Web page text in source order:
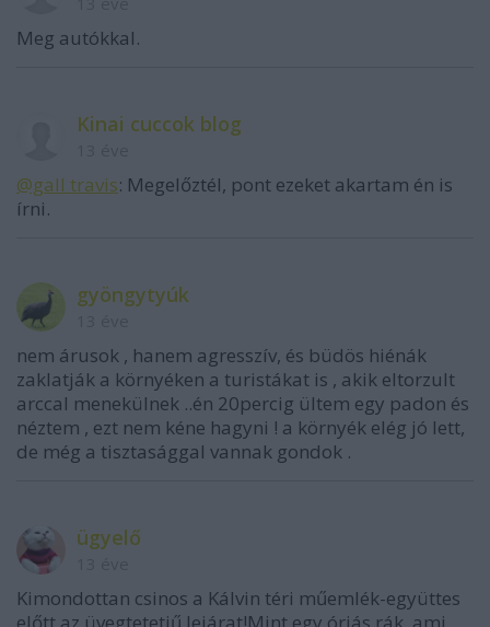
Meg autókkal.
Kinai cuccok blog
@gall travis: Megelőztél, pont ezeket akartam én is
írni.
gyöngytyúk
nem árusok , hanem agresszív, és büdös hiénák
zaklatják a környéken a turistákat is , akik eltorzult
arccal menekülnek ..én 20percig ültem egy padon és
néztem , ezt nem kéne hagyni ! a környék elég jó lett,
de még a tisztasággal vannak gondok .
ügyelő
Kimondottan csinos a Kálvin téri műemlék-együttes